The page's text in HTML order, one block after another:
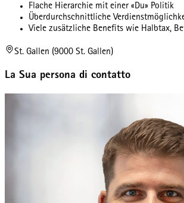
Flache Hierarchie mit einer «Du» Politik
Überdurchschnittliche
Viele zusätzliche Benefits wie Halbtax,
St. Gallen (9000 St. Gallen)
La Sua persona di contatto